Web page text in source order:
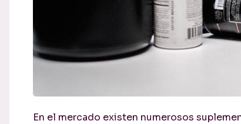
En el mercado existen numerosos